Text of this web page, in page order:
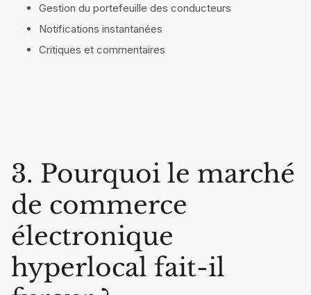
Gestion du portefeuille des conducteurs
Notifications instantanées
Critiques et commentaires
3. Pourquoi le marché
de commerce
électronique
hyperlocal fait-il